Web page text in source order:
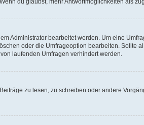
Administrator bearbeitet werden. Um eine
oder die Umfrageoption bearbeiten. Sollte
laufenden Umfragen verhindert werden.
zu lesen, zu schreiben oder andere